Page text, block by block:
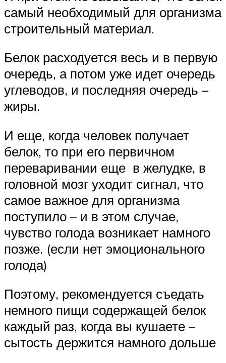
самый необходимый для организма
строительный материал.
Белок расходуется весь и в первую
очередь, а потом уже идет очередь
углеводов, и последняя очередь –
жиры.
И еще, когда человек получает
белок, то при его первичном
переваривании еще в желудке, в
головной мозг уходит сигнал, что
самое важное для организма
поступило – и в этом случае,
чувство голода возникает намного
позже. (если нет эмоционального
голода)
Поэтому, рекомендуется съедать
немного пищи содержащей белок
каждый раз, когда вы кушаете –
сытость держится намного дольше